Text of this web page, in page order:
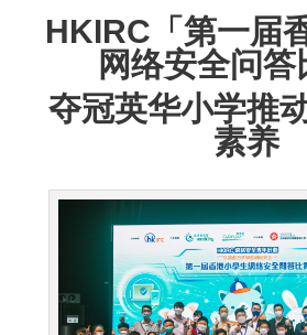
HKIRC「第一届
网络安全问答
夺冠英华小学推
素养